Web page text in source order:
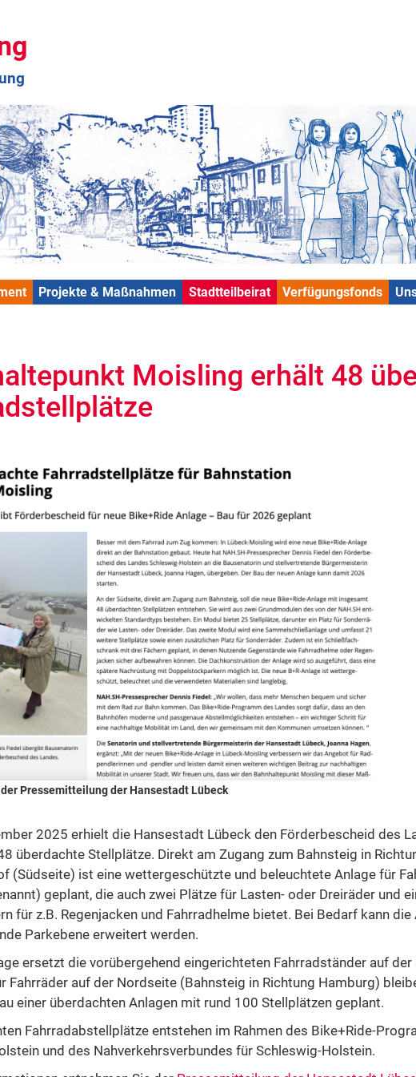
Projekte & Maßnahmen Stadtteilbeirat Verfügungsfonds
Moisling erhält 48
Pressemitteilung der Hansestadt Lübeck
2025 erhielt die Hansestadt Lübeck den Förderbescheid des
überdachte Stellplätze. Direkt am Zugang zum Bahnsteig in
(Südseite) ist eine wettergeschützte und beleuchtete Anlage für
geplant, die auch zwei Plätze für Lasten- oder Dreiräder und
für z.B. Regenjacken und Fahrradhelme bietet. Bei Bedarf kann die
Parkebene erweitert werden.
ersetzt die vorübergehend eingerichteten Fahrradständer auf der
Fahrräder auf der Nordseite (Bahnsteig in Richtung Hamburg)
einer überdachten Anlagen mit rund 100 Stellplätzen geplant.
Fahrradabstellplätze entstehen im Rahmen des Bike+Ride-
und des Nahverkehrsverbundes für Schleswig-Holstein.